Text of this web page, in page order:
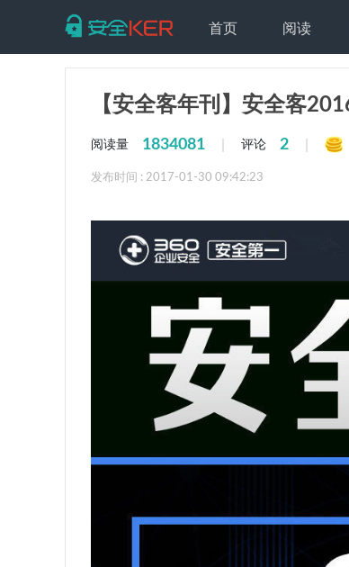
首页 阅读
【安全客年刊】安全客
阅读量 1834081 评论 2
发布时间 : 2017-01-30 09:42:23